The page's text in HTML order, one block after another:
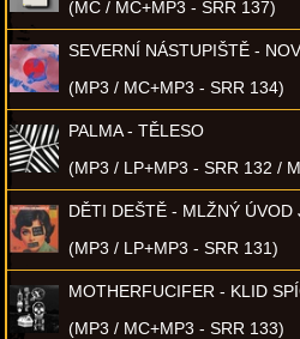
(MC / MC+MP3 - SRR 137)
SEVERNÍ NÁSTUPIŠTĚ -
(MP3 / MC+MP3 - SRR 134)
PALMA - TĚLESO
(MP3 / LP+MP3 - SRR 132 /
DĚTI DEŠTĚ - MLŽNÝ ÚVOD
(MP3 / LP+MP3 - SRR 131)
MOTHERFUCIFER - KLID
(MP3 / MC+MP3 - SRR 133)